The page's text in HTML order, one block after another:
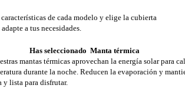
de cada modelo y elige la cubierta
a tus necesidades.
Has seleccionado Manta térmica
mantas térmicas aprovechan la energía solar para
durante la noche. Reducen la evaporación y
y lista para disfrutar.